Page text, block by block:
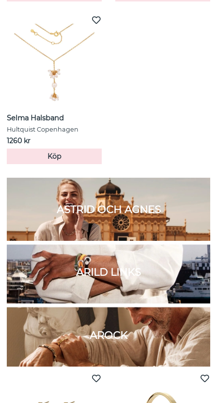
Selma Halsband
Hultquist Copenhagen
1260 kr
Köp
ASTRID OCH AGNES
ARILD LINKS
AROCK